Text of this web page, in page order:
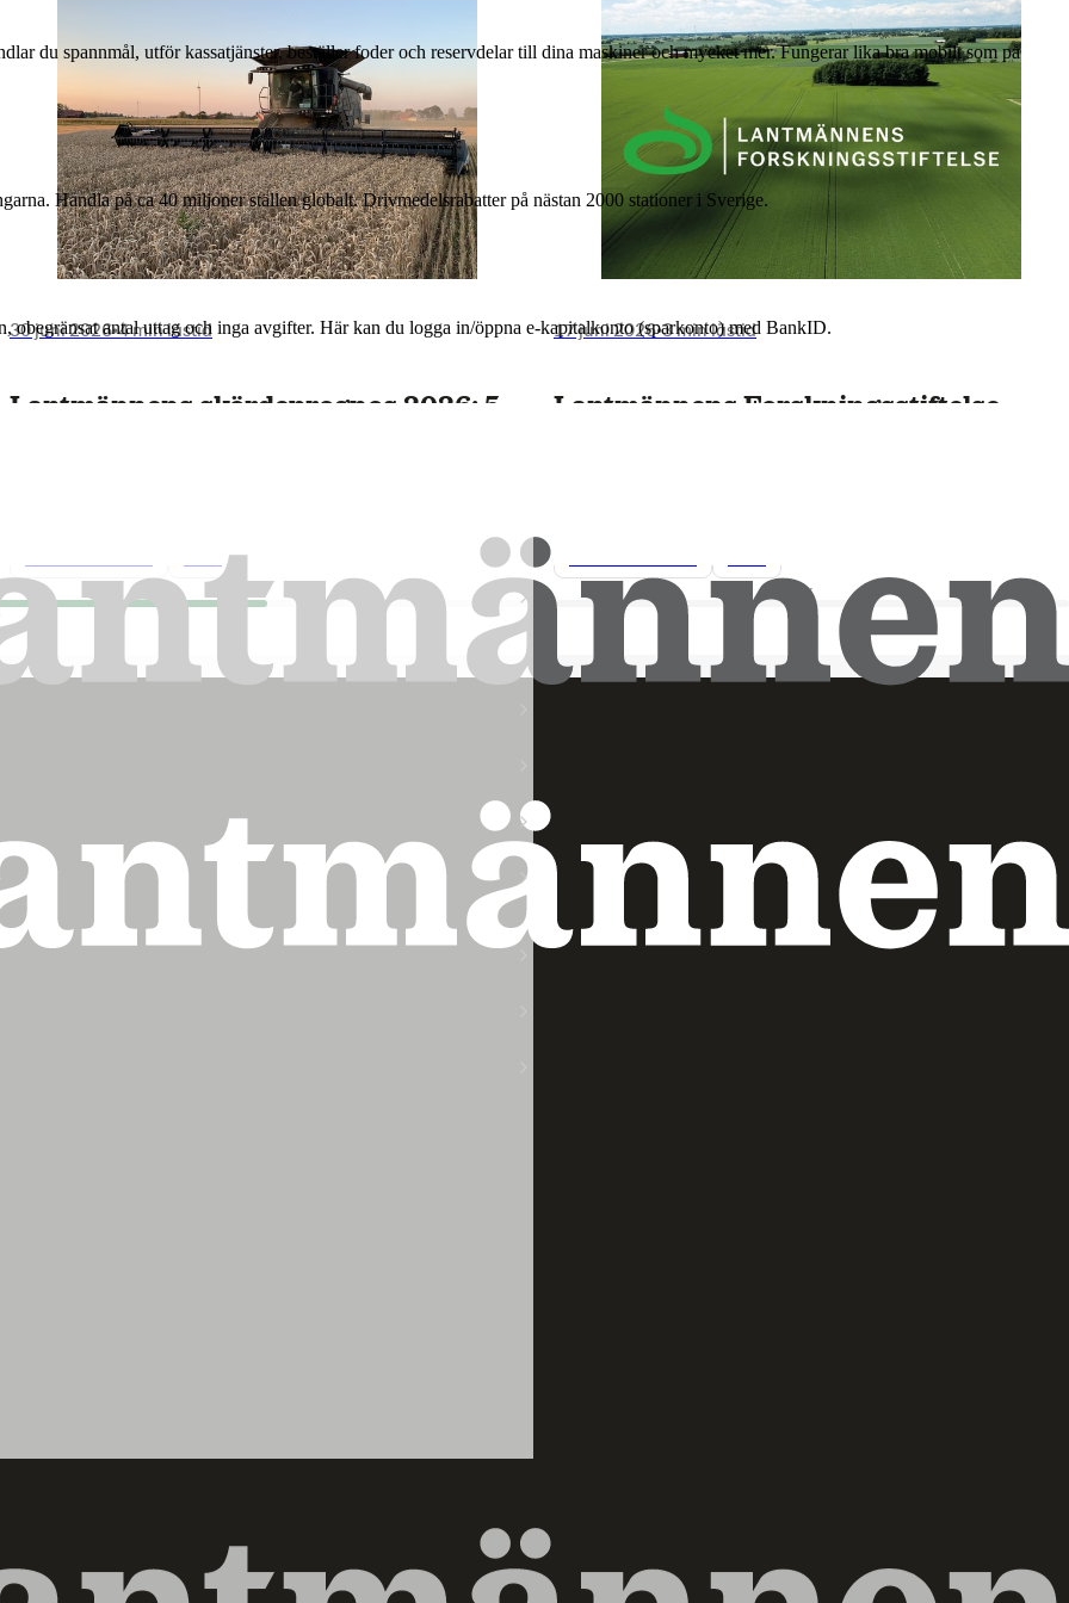
du spannmål, utför kassatjänster, beställer foder och reservdelar till dina maskiner och mycket mer. Fungerar lika bra mobilt som på
Handla på ca 40 miljoner ställen globalt. Drivmedelsrabatter på nästan 2000 stationer i Sverige.
obegränsat antal uttag och inga avgifter. Här kan du logga in/öppna e-kapitalkonto (sparkonto) med BankID.
30 juni 2026•4 min lästid
Lantmännens skördeprognos 2026: 5
17 juni 2026•3 min lästid
Lantmännens Forskningsstiftelse